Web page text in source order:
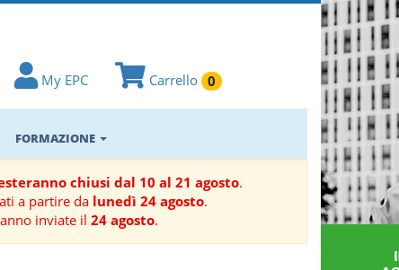
My EPC Carrello 0
FORMAZIONE
chiusi dal 10 al 21 agosto.
a partire da lunedì 24 agosto.
inviate il 24 agosto.